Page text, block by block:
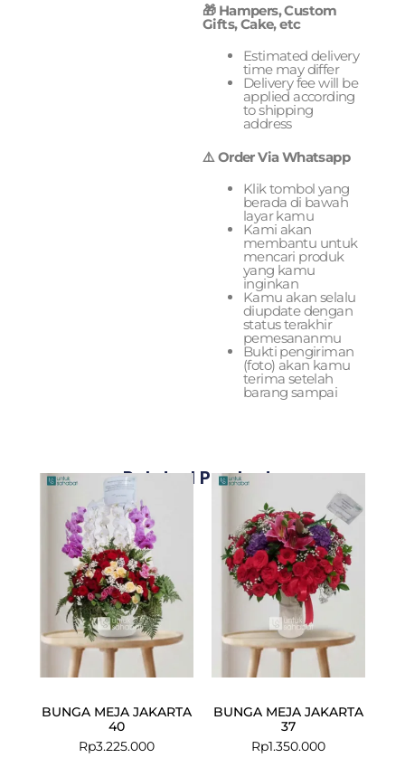
🎁 Hampers, Custom
Gifts, Cake, etc
Estimated delivery
time may differ
Delivery fee will be
applied according
to shipping
address
⚠️ Order Via Whatsapp
Klik tombol yang
berada di bawah
layar kamu
Kami akan
membantu untuk
mencari produk
yang kamu
inginkan
Kamu akan selalu
diupdate dengan
status terakhir
pemesananmu
Bukti pengiriman
(foto) akan kamu
terima setelah
barang sampai
Related Products
BUNGA MEJA JAKARTA
40
Rp3.225.000
BUNGA MEJA JAKARTA
37
Rp1.350.000